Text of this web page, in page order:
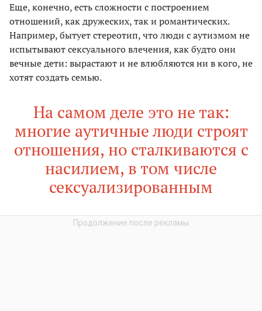
Еще, конечно, есть сложности с построением
отношений, как дружеских, так и романтических.
Например, бытует стереотип, что люди с аутизмом не
испытывают сексуального влечения, как будто они
вечные дети: вырастают и не влюбляются ни в кого, не
хотят создать семью.
На самом деле это не так:
многие аутичные люди строят
отношения, но сталкиваются с
насилием, в том числе
сексуализированным